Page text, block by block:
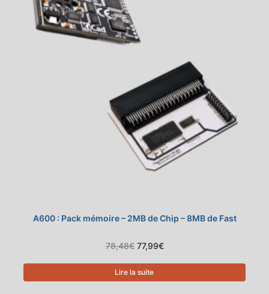
A600 : Pack mémoire – 2MB de Chip – 8MB de Fast
78,48€ Le
prix
initial
était :
77,99€Le
actuel
Lire la suite